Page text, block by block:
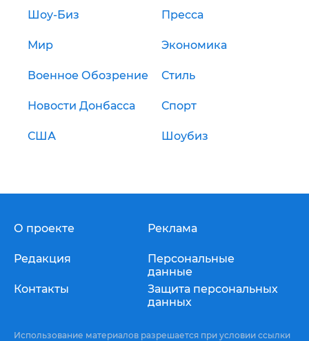
Шоу-Биз Пресса
Мир Экономика
Военное Обозрение Стиль
Новости Донбасса Спорт
США Шоубиз
О проекте
Редакция
Контакты
Реклама
Персональные
данные
Защита персональных
данных
Использование материалов разрешается при условии ссылки